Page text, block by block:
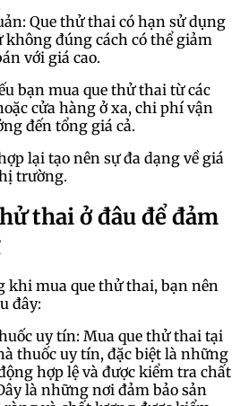
Que thử thai có hạn sử dụng
không đúng cách có thể giảm
với giá cao.
bạn mua que thử thai từ các
cửa hàng ở xa, chi phí vận
đến tổng giá cả.
lại tạo nên sự đa dạng về giá
trường.
thai ở đâu để đảm
khi mua que thử thai, bạn nên
đây:
uy tín: Mua que thử thai tại
thuốc uy tín, đặc biệt là những
hợp lệ và được kiểm tra chất
là những nơi đảm bảo sản